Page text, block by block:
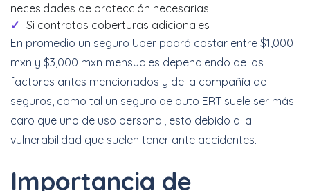
necesidades de protección necesarias
Si contratas coberturas adicionales
En promedio un seguro Uber podrá costar entre $1,000
mxn y $3,000 mxn mensuales dependiendo de los
factores antes mencionados y de la compañía de
seguros, como tal un seguro de auto ERT suele ser más
caro que uno de uso personal, esto debido a la
vulnerabilidad que suelen tener ante accidentes.
Importancia de